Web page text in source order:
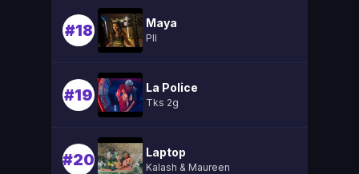
#18 Maya
Pll
#19 La Police
Tks 2g
#20 Laptop
Kalash & Maureen